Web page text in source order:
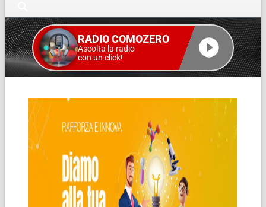
RADIO COMOZERO
Ascolta la radio
con un click!